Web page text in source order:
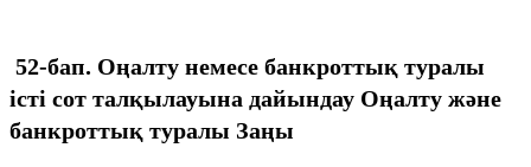
52-бап. Оңалту немесе банкроттық туралы
істi сот талқылауына дайындау Оңалту және
банкроттық туралы Заңы